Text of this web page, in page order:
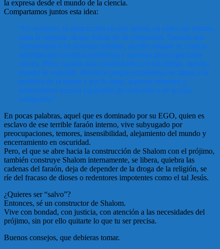
la expresa desde el mundo de la ciencia.
Compartamos juntos esta idea:
“En resumen, la abstracción en uno mismo en todas sus formas
mata la empatía, ni que hablar de la compasión. Cuando nos
concentramos en nosotros mismos, nuestro mundo se contrae
mientras que nuestros problemas y nuestras preocupaciones
crecen. Pero, cuando nos concentramos en los demás, nuestro
mundo se expande. Nuestros propios problemas se alejan a la
periferia de la mente y por lo tanto, parecen menores y
aumentamos nuestra capacidad de conexión o de acción
compasiva.”
En pocas palabras, aquel que es dominado por su EGO, quien es
esclavo de ese terrible faraón interno, vive subyugado por
preocupaciones, temores, insensibilidad, alejamiento del mundo y
encerramiento en oscuridad.
Pero, el que se abre hacia la construcción de Shalom con el prójimo,
también construye Shalom internamente, se libera, quiebra las
cadenas del faraón, deja de depender de la droga de la religión, se
ríe del fracaso de dioses o redentores impotentes como el tal Jesús.
¿Quieres ser “salvo”?
Entonces, sé un constructor de Shalom.
Vive con bondad, con justicia, con atención a las necesidades del
prójimo, sin por ello quitarte lo que tu ser precisa.
Buenos consejos, que debieras tomar.